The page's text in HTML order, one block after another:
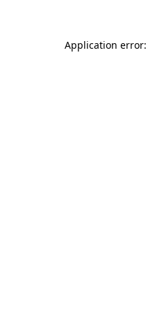
Application